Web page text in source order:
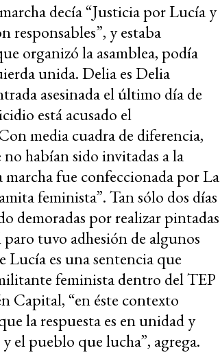
decía “Justicia por Lucía y
responsables”, y estaba
organizó la asamblea, podía
unida. Delia es Delia
asesinada el último día de
está acusado el
media cuadra de diferencia,
habían sido invitadas a la
fue confeccionada por La
feminista”. Tan sólo dos días
demoradas por realizar pintadas
tuvo adhesión de algunos
Lucía esuna sentencia que
feminista dentro del TEP
Capital, “en éste contexto
la respuesta es en unidad y
el pueblo que lucha”, agrega.